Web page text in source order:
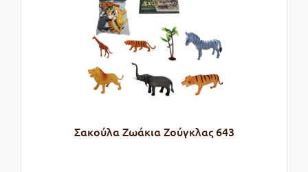
Σακούλα Ζωάκια Ζούγκλας 643